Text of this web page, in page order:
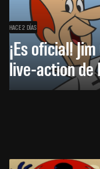
HACE 2 DÍAS
¡Es oficial!
live-action de